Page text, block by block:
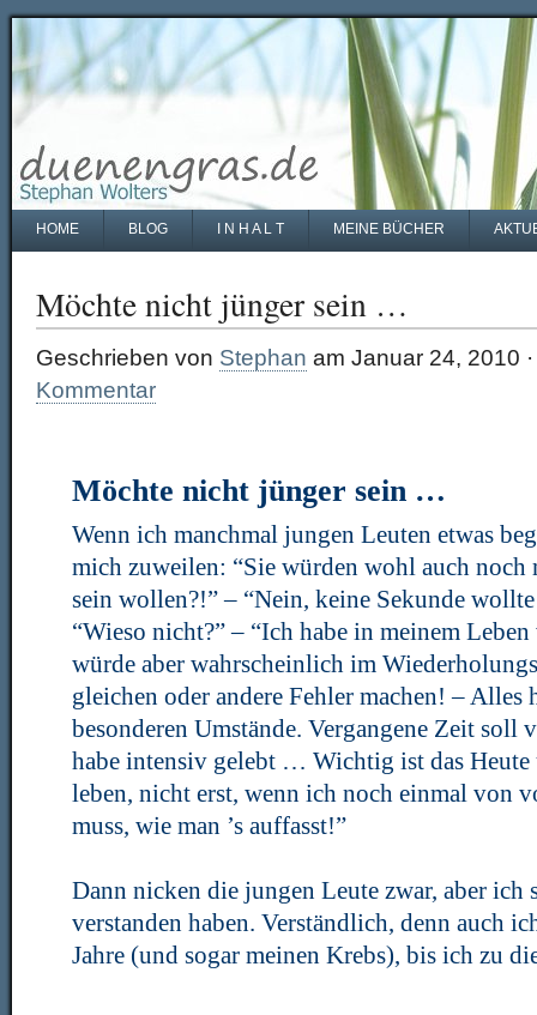
HOME BLOG I N H A L T MEINE BÜCHER
Möchte nicht jünger sein …
Geschrieben von Stephan am Januar 24, 2010
Kommentar
Möchte nicht jünger sein …
Wenn ich manchmal jungen Leuten etwas
mich zuweilen: “Sie würden wohl auch noch
sein wollen?!” – “Nein, keine Sekunde
“Wieso nicht?” – “Ich habe in meinem
würde aber wahrscheinlich im
gleichen oder andere Fehler machen! – Alles
besonderen Umstände. Vergangene Zeit soll
habe intensiv gelebt … Wichtig ist das
leben, nicht erst, wenn ich noch einmal von
muss, wie man ’s auffasst!”
Dann nicken die jungen Leute zwar, aber ich
verstanden haben. Verständlich, denn auch
Jahre (und sogar meinen Krebs), bis ich zu